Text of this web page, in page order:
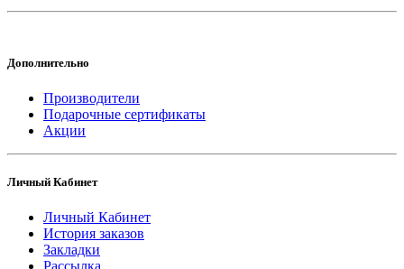
Дополнительно
Производители
Подарочные сертификаты
Акции
Личный Кабинет
Личный Кабинет
История заказов
Закладки